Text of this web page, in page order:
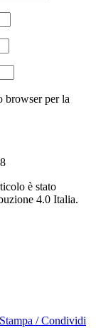
browser per la
è stato
4.0 Italia.
Stampa / Condividi